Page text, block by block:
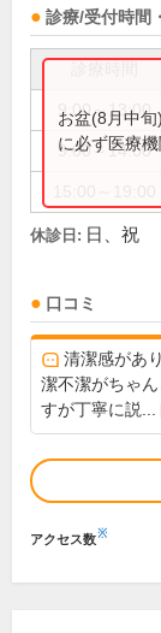
診療/受付時間
9:00～13:00
9:00～14:00
お盆(8月中
に必ず医療
休診日: 日、祝
口コミ
清潔感があ
潔不潔がちゃ
すが丁寧に説...
アクセス数※